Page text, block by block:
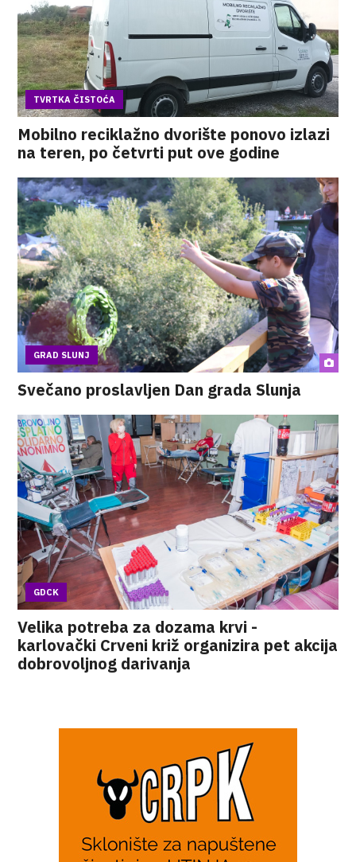
TVRTKA ČISTOĆA
Mobilno reciklažno dvorište ponovo izlazi
na teren, po četvrti put ove godine
GRAD SLUNJ
Svečano proslavljen Dan grada Slunja
GDCK
Velika potreba za dozama krvi -
karlovački Crveni križ organizira pet akcija
dobrovoljnog darivanja